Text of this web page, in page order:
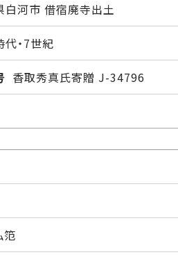
白河市 借宿廃寺出土
・7世紀
香取秀真氏寄贈 J-34796
笵